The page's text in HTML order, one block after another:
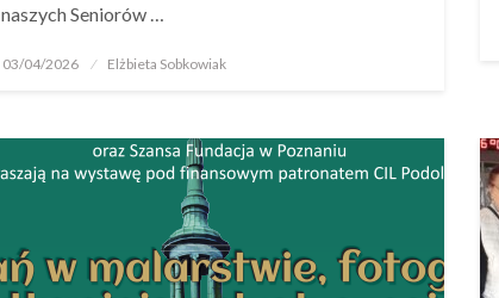
naszych Seniorów …
03/04/2026 Elżbieta Sobkowiak